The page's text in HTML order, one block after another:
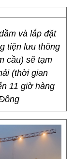
và lắp đặt
tiện lưu thông
cầu) sẽ tạm
(thời gian
11 giờ hàng